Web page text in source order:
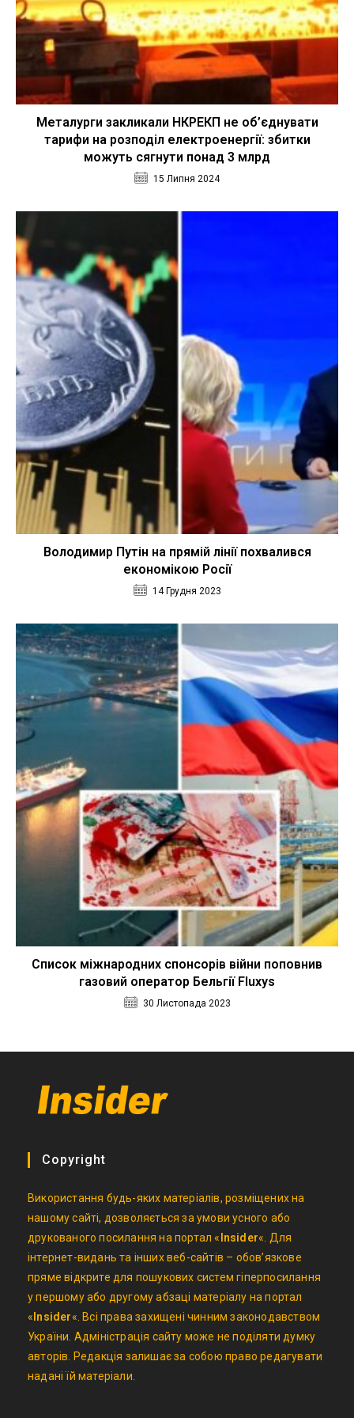
Металурги закликали НКРЕКП не об’єднувати
тарифи на розподіл електроенергії: збитки
можуть сягнути понад 3 млрд
15 Липня 2024
Володимир Путін на прямій лінії похвалився
економікою Росії
14 Грудня 2023
Список міжнародних спонсорів війни поповнив
газовий оператор Бельгії Fluxys
30 Листопада 2023
Copyright
Використання будь-яких матеріалів, розміщених на
нашому сайті, дозволяється за умови усного або
друкованого посилання на портал « Insider«. Для
інтернет-видань та інших веб-сайтів – обов’язкове
пряме відкрите для пошукових систем гіперпосилання
у першому або другому абзаці матеріалу на портал
« Insider«. Всі права захищені чинним законодавством
України. Адміністрація сайту може не поділяти думку
авторів. Редакція залишає за собою право редагувати
надані їй матеріали.